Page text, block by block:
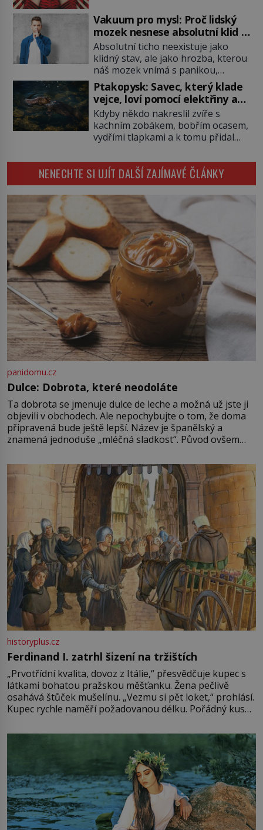
však ukazují, že kvantový svět
funguje jinak, než […]
vznikají ty nejpodivnější optické
iluze? Soustřeď se na to hlavní!
TROXLERŮV EFEKT Náš mozek
zvládne zpracovat hodně informací.
Všechny na světě ale nikoliv, musí
si vybírat! Jak to dělá? Když se […]
Vakuum pro mysl: Proč lidský
mozek nesnese absolutní klid a
začne si vymýšlet horory
Absolutní ticho neexistuje jako
klidný stav, ale jako hrozba, kterou
náš mozek vnímá s panikou,
protože bez vnějších podnětů
začne okamžitě produkovat vlastní
děsivé iluze. Představte si místnost,
kde zmizí veškerý šum světa. Žádné
auta, žádný šepot, nic. Místo
vytoužené oázy klidu však
znepokojení. Lidská mysl je totiž
evolučně nastavena na neustálý
[…]
Ptakopysk: Savec, který klade
vejce, loví pomocí elektřiny a
brání se jedem
Kdyby někdo nakreslil zvíře s
kachním zobákem, bobřím ocasem,
vydřími tlapkami a k tomu přidal
by si nejspíš mysleli, že jde o
povedený vtip. Jenže ptakopysk je
skutečný. Tento australský podivín
patří mezi nejpozoruhodnější tvory
planety a vědci dodnes objevují
další překvapení, která skrývá. Když
evropští přírodovědci na konci 18.
[…]
NENECHTE SI UJÍT DALŠÍ ZAJÍMAVÉ ČLÁNKY
panidomu.cz
Dulce: Dobrota, které neodoláte
Ta dobrota se jmenuje dulce de leche a možná už jste ji
objevili v obchodech. Ale nepochybujte o tom, že doma
připravená bude ještě lepší. Název je španělský a
znamená jednoduše „mléčná sladkost“. Původ ovšem
pře hned několik latinskoamerických zemí a k tomu
Francie, kde se traduje,
historyplus.cz
Ferdinand I. zatrhl šizení na tržištích
„Prvotřídní kvalita, dovoz z Itálie,“ přesvědčuje kupec s
látkami bohatou pražskou měšťanku. Žena pečlivě
osahává štůček mušelínu. „Vezmu si pět loket,“ prohlásí.
Kupec rychle naměří požadovanou délku. Pořádný kus
milostpaní. Stačí jenom na sukni,“ zhodnotí švadlena
množství růžového mušelínu. „Ošidili vás, podívejte.“
Vezme do ruky dřevěnou